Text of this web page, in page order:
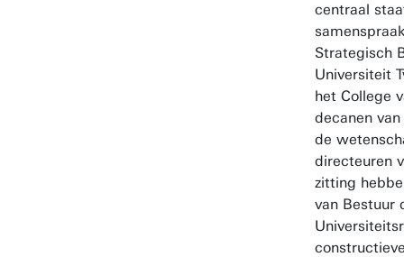
centraal
Strategisch
Universiteit
het College
decanen
de
directeuren
zitting
van Bestuur